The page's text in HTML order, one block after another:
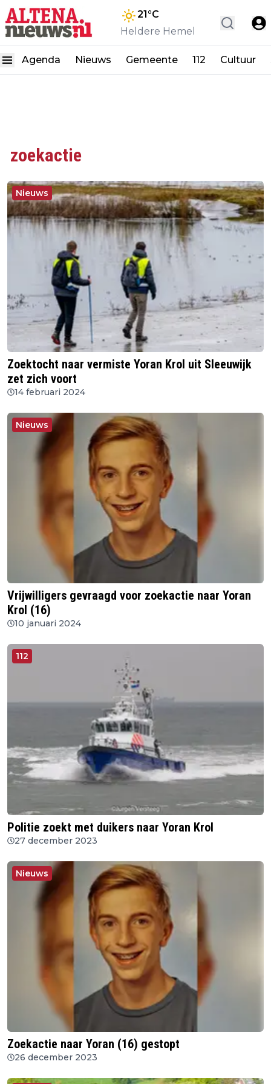
21°C
Heldere Hemel
Agenda Nieuws Gemeente 112 Cultuur
zoekactie
Nieuws
Zoektocht naar vermiste Yoran Krol uit Sleeuwijk
zet zich voort
14 februari 2024
Nieuws
Vrijwilligers gevraagd voor zoekactie naar Yoran
Krol (16)
10 januari 2024
112
Politie zoekt met duikers naar Yoran Krol
27 december 2023
Nieuws
Zoekactie naar Yoran (16) gestopt
26 december 2023